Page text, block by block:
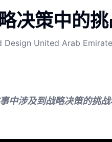
决策中的
Design United Arab
中涉及到战略决策的挑